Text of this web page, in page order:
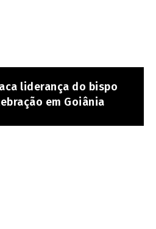
liderança do bispo
em Goiânia